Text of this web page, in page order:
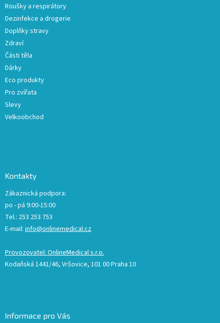
Roušky a respirátory
Dezinfekce a drogerie
Doplňky stravy
Zdraví
Části těla
Dárky
Eco produkty
Pro zvířata
Slevy
Velkoobchod
Kontakty
Zákaznická podpora:
po - pá 9:00-15:00
Tel.: 253 253 753
E-mail: info@onlinemedical.cz
Provozovatel: OnlineMedical s.r.o.
Kodaňská 1441/46, Vršovice, 101 00 Praha 10
Informace pro Vás